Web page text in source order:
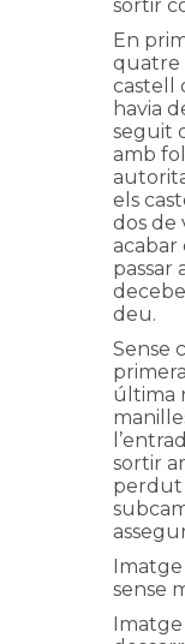
sortir
En
quatre
castell
havia
seguit
amb
els
dos de
acabar
passar
deu.
Sense
última
sortir
perdut
Imatge
sense